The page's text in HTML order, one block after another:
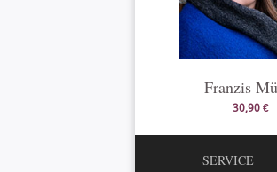
Franzis
30,90 €
SERVICE